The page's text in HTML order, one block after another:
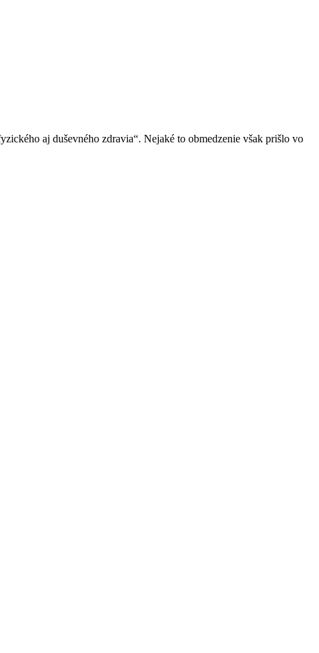
aj duševného zdravia“. Nejaké to obmedzenie však prišlo vo